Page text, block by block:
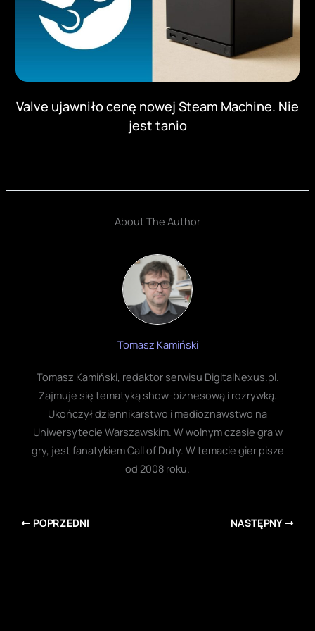
Valve ujawniło cenę nowej Steam Machine. Nie
jest tanio
About The Author
Tomasz Kamiński
Tomasz Kamiński, redaktor serwisu DigitalNexus.pl.
Zajmuje się tematyką show-biznesową i rozrywką.
Ukończył dziennikarstwo i medioznawstwo na
Uniwersytecie Warszawskim. W wolnym czasie gra w
gry, jest fanatykiem Call of Duty. W temacie gier pisze
od 2008 roku.
POPRZEDNI NASTĘPNY